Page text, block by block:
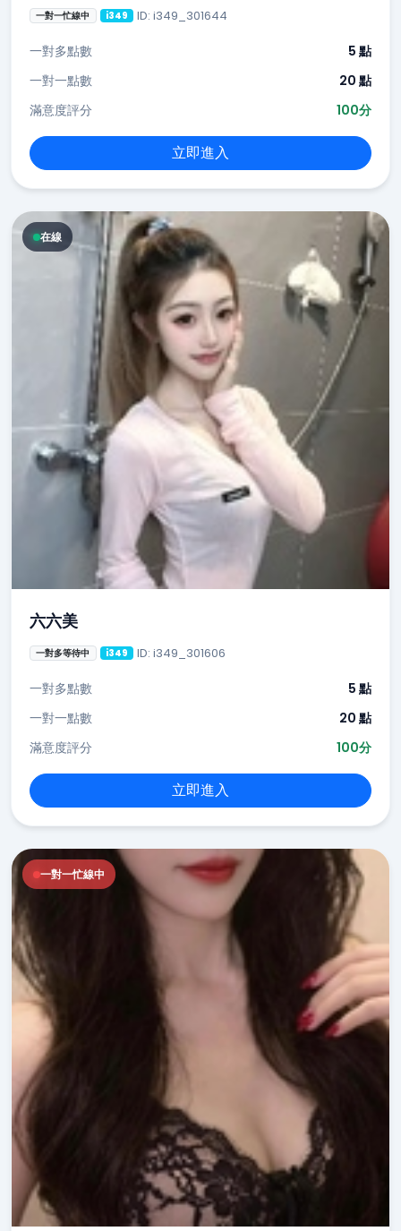
一對一忙線中 i349 ID: i349_301644
一對多點數
5 點
一對一點數
20 點
滿意度評分
100分
立即進入
在線
六六美
一對多等待中 i349 ID: i349_301606
一對多點數
5 點
一對一點數
20 點
滿意度評分
100分
立即進入
一對一忙線中